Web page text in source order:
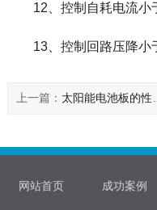
12、控制自耗电流小
13、控制回路压降小于
上一篇： 太阳能电池板的性能参数和种类都有哪些？
网站首页 成功案例